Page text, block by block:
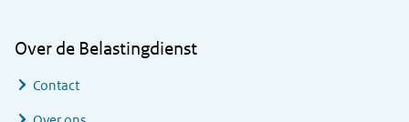
Over de Belastingdienst
Contact